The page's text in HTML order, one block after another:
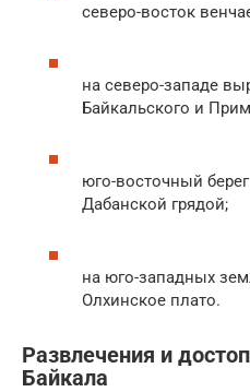
северо-восток
на северо-западе
Байкальского и
юго-восточный
Дабанской грядой;
на юго-западных
Олхинское плато.
Развлечения и
Байкала